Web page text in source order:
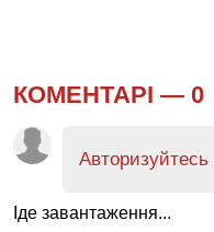
КОМЕНТАРІ — 0
Авторизуйтесь
Іде завантаження...